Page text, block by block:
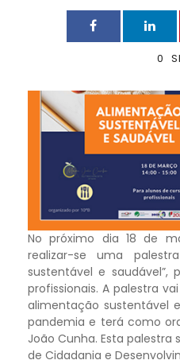
0
No próximo dia 18 de
realizar-se uma
sustentável e saudável”,
profissionais. A palestra
alimentação sustentável
pandemia e terá como
João Cunha. Esta
de Cidadania e